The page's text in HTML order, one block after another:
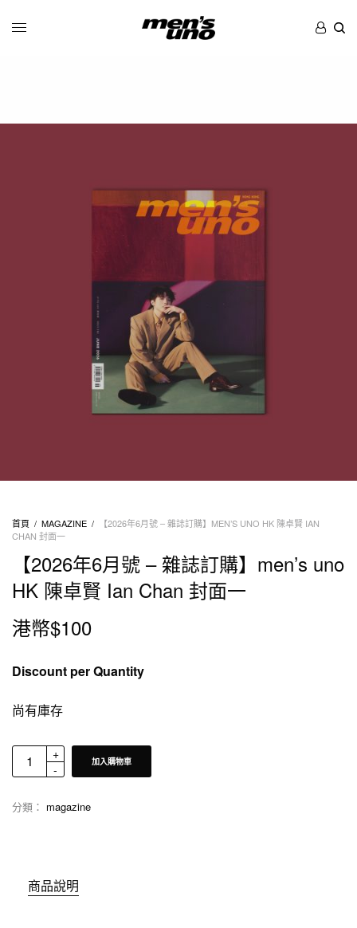
首頁 / MAGAZINE /
【2026年6月號 – 雜誌訂購】MEN’S UNO HK 陳卓賢 IAN
CHAN 封面一
【2026年6月號 – 雜誌訂購】men’s uno
HK 陳卓賢 Ian Chan 封面一
港幣$100
Discount per Quantity
尚有庫存
加入購物車
分類： magazine
商品說明